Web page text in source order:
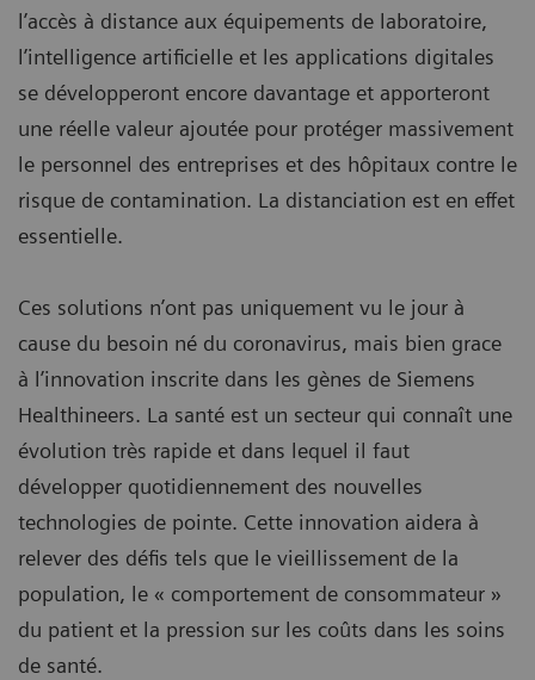
l’accès à distance aux équipements de laboratoire,
l’intelligence artificielle et les applications digitales
se développeront encore davantage et apporteront
une réelle valeur ajoutée pour protéger massivement
le personnel des entreprises et des hôpitaux contre le
risque de contamination. La distanciation est en effet
essentielle.
Ces solutions n’ont pas uniquement vu le jour à
cause du besoin né du coronavirus, mais bien grace
à l’innovation inscrite dans les gènes de Siemens
Healthineers. La santé est un secteur qui connaît une
évolution très rapide et dans lequel il faut
développer quotidiennement des nouvelles
technologies de pointe. Cette innovation aidera à
relever des défis tels que le vieillissement de la
population, le « comportement de consommateur »
du patient et la pression sur les coûts dans les soins
de santé.